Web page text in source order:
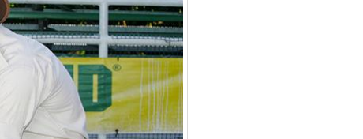
Ha guardado este
producto en su lista